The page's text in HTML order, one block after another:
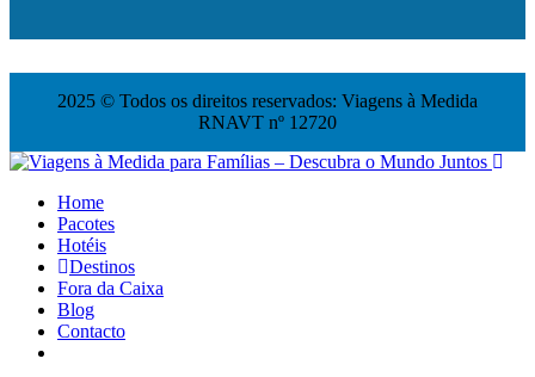
2025 © Todos os direitos reservados: Viagens à Medida
RNAVT nº 12720
Home
Pacotes
Hotéis
Destinos
Fora da Caixa
Blog
Contacto